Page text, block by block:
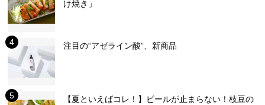
け焼き」
注目の“アゼライン酸”、新商品
【夏といえばコレ！】ビールが止まらない！枝豆の